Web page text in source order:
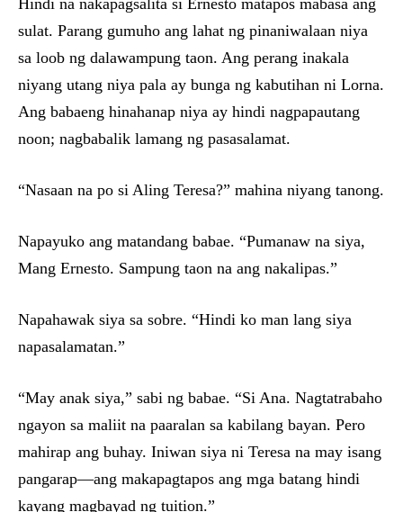
Hindi na nakapagsalita si Ernesto matapos mabasa ang
sulat. Parang gumuho ang lahat ng pinaniwalaan niya
sa loob ng dalawampung taon. Ang perang inakala
niyang utang niya pala ay bunga ng kabutihan ni Lorna.
Ang babaeng hinahanap niya ay hindi nagpapautang
noon; nagbabalik lamang ng pasasalamat.
“Nasaan na po si Aling Teresa?” mahina niyang tanong.
Napayuko ang matandang babae. “Pumanaw na siya,
Mang Ernesto. Sampung taon na ang nakalipas.”
Napahawak siya sa sobre. “Hindi ko man lang siya
napasalamatan.”
“May anak siya,” sabi ng babae. “Si Ana. Nagtatrabaho
ngayon sa maliit na paaralan sa kabilang bayan. Pero
mahirap ang buhay. Iniwan siya ni Teresa na may isang
pangarap—ang makapagtapos ang mga batang hindi
kayang magbayad ng tuition.”